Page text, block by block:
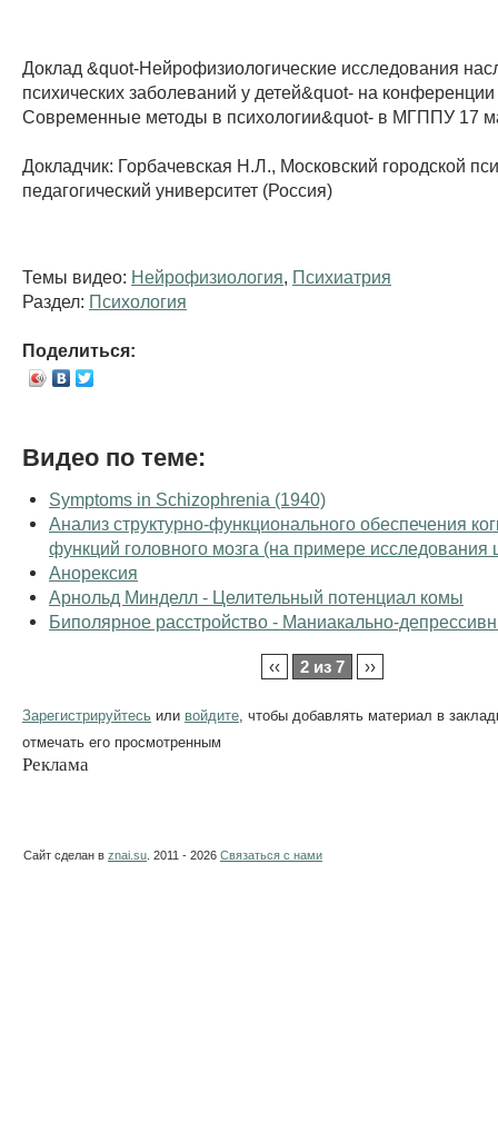
Доклад &quot-Нейрофизиологические исследования
психических заболеваний у детей&quot- на
Современные методы в психологии&quot- в МГППУ 17
Докладчик: Горбачевская Н.Л., Московский городской
педагогический университет (Россия)
Темы видео: Нейрофизиология Психиатрия
Раздел: Психология
Поделиться:
Видео по теме:
Symptoms in Schizophrenia (1940)
Анализ структурно-функционального обеспечения
функций головного мозга (на примере
Анорексия
Арнольд Минделл - Целительный потенциал комы
Биполярное расстройство - Маниакально-
‹‹ 2 из 7 ››
Зарегистрируйтесь или войдите , чтобы добавлять материал в
отмечать его просмотренным
Реклама
Сайт сделан в znai.su . 2011 - 2026 Связаться с нами